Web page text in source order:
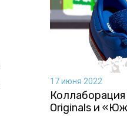
17 июня 2022
Originals и